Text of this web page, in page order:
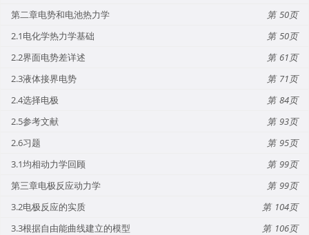
第二章电势和电池热力学
50
2.1电化学热力学基础
50
2.2界面电势差详述
61
2.3液体接界电势
71
2.4选择电极
84
2.5参考文献
93
2.6习题
95
3.1均相动力学回顾
99
第三章电极反应动力学
99
3.2电极反应的实质
104
3.3根据自由能曲线建立的模型
106